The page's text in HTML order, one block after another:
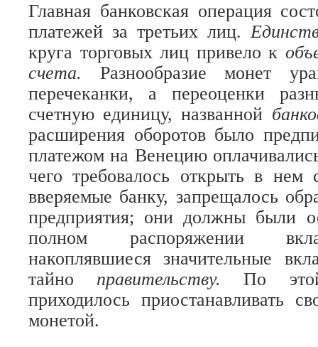
Главная банковская операция
платежей за третьих лиц.
круга торговых лиц привело к
счета. Разнообразие монет
перечеканки, а переоценки
счетную единицу, названной
расширения оборотов было
платежом на Венецию
чего требовалось открыть в нем
вверяемые банку, запрещалось
предприятия; они должны были
полном распоряжении
накоплявшиеся значительные
тайно правительству.По
приходилось приостанавливать
монетой.